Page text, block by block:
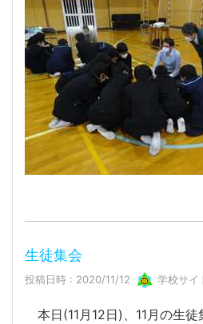
生徒集会
投稿日時 : 2020/11/12 学校サイ
本日(11月12日)、11月の生